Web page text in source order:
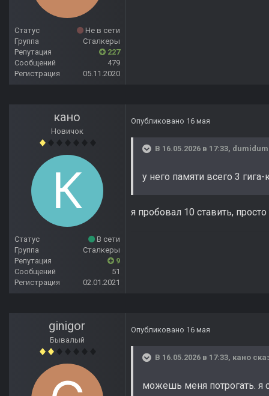
Статус
Не в сети
Группа
Сталкеры
Репутация
227
Сообщений
479
Регистрация
05.11.2020
кано
Новичок
Статус
В сети
Группа
Сталкеры
Репутация
9
Сообщений
51
Регистрация
02.01.2021
Опубликовано 16 мая
В 16.05.2026 в 17:33, dumidum
у него памяти всего 3
я пробовал 10 ставить,
ginigor
Бывалый
Опубликовано 16 мая
В 16.05.2026 в 17:33, кано
можешь меня потрогать. я